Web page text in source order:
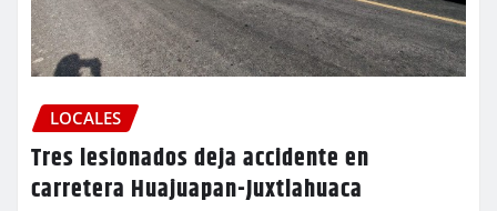
LOCALES
Tres lesionados deja accidente en
carretera Huajuapan-Juxtlahuaca